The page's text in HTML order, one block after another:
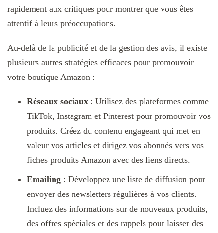
rapidement aux critiques pour montrer que vous êtes
attentif à leurs préoccupations.
Au-delà de la publicité et de la gestion des avis, il existe
plusieurs autres stratégies efficaces pour promouvoir
votre boutique Amazon :
Réseaux sociaux : Utilisez des plateformes comme
TikTok, Instagram et Pinterest pour promouvoir vos
produits. Créez du contenu engageant qui met en
valeur vos articles et dirigez vos abonnés vers vos
fiches produits Amazon avec des liens directs.
Emailing : Développez une liste de diffusion pour
envoyer des newsletters régulières à vos clients.
Incluez des informations sur de nouveaux produits,
des offres spéciales et des rappels pour laisser des